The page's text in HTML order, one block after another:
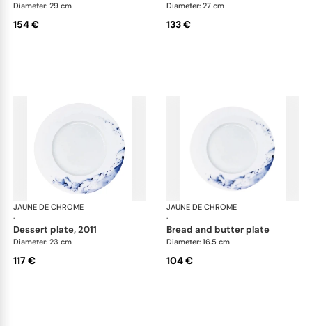
Diameter: 29 cm
154 €
Diameter: 27 cm
133 €
JAUNE DE CHROME
·
Blue Impression
dessert plate, 2011
Diameter: 23 cm
117 €
JAUNE DE CHROME
·
bread and butter plate
Diameter: 16.5 cm
104 €